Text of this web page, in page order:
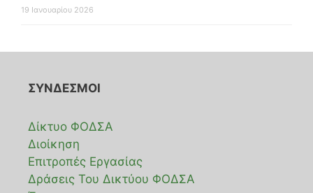
19 Ιανουαρίου 2026
ΣΥΝΔΕΣΜΟΙ
Δίκτυο ΦΟΔΣΑ
Διοίκηση
Επιτροπές Εργασίας
Δράσεις Του Δικτύου ΦΟΔΣΑ